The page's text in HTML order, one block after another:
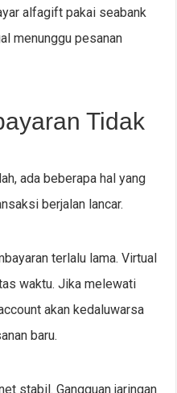
alfagift pakai seabank
menunggu pesanan
Tidak
ada beberapa hal yang
berjalan lancar.
terlalu lama. Virtual
waktu. Jika melewati
akan kedaluwarsa
baru.
stabil. Gangguan jaringan